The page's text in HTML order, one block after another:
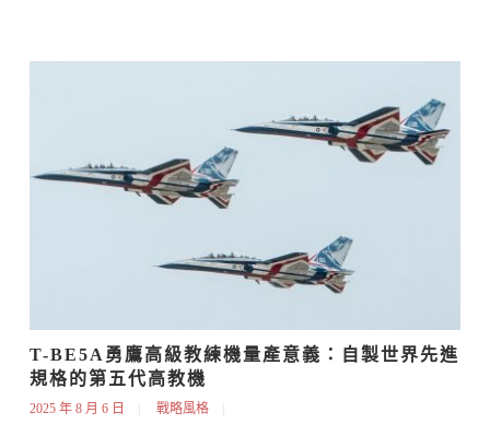
T-BE5A勇鷹高級教練機量產意義：自製世界先進
規格的第五代高教機
2025 年 8 月 6 日 戰略風格